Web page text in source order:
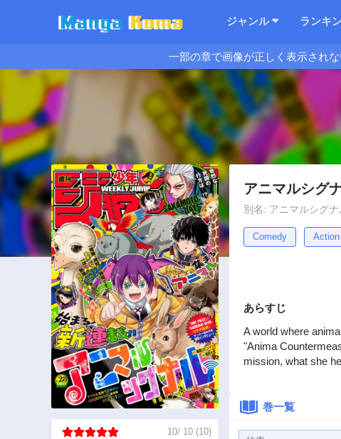
ジャンル ランキ
一部の章で画像が正しく表示され
10/ 10 (10)
アニマルシグ
別名: アニマルシグ
Comedy Action
あらすじ
A world where
"Anima
mission, what she
巻一覧